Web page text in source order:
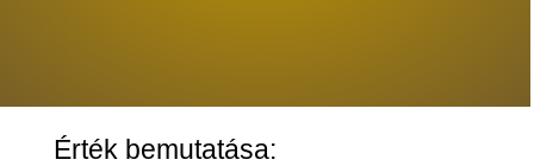
Érték bemutatása: